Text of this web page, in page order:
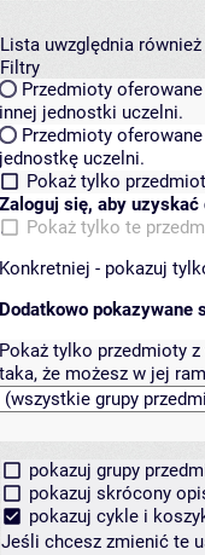
Lista uwzględnia
Filtry
Przedmioty
innej jednostki uczelni.
Przedmioty
jednostkę uczelni.
Pokaż tylko
Zaloguj się, aby uzyskać
Pokaż tylko te
Konkretniej - pokazuj
Dodatkowo pokazywane
Pokaż tylko przedmioty z
taka, że możesz w jej
pokazuj grupy
pokazuj skrócony
pokazuj cykle i
Jeśli chcesz zmienić te